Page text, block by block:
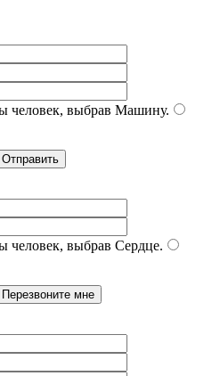
человек, выбрав Машину.
человек, выбрав Сердце.